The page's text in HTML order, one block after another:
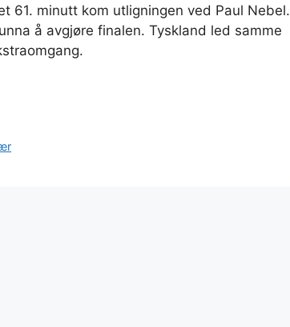
61. minutt kom utligningen ved Paul Nebel.
å avgjøre finalen. Tyskland led samme